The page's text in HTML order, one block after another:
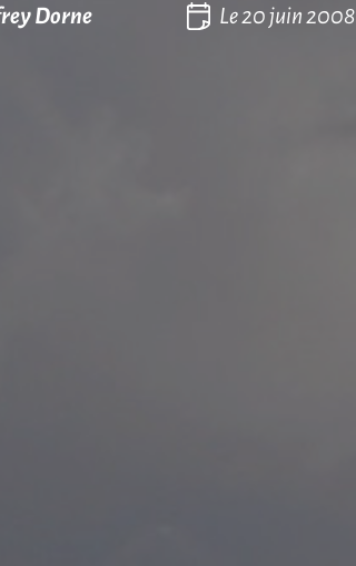
Dorne Le20 juin 2008